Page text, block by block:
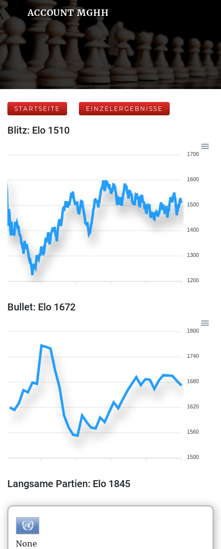
ACCOUNT MGHH
STARTSEITE EINZELERGEBNISSE
Blitz: Elo 1510
1700
1600
1500
1400
1300
1200
Bullet: Elo 1672
1800
1740
1680
1620
1560
1500
Langsame Partien: Elo 1845
None